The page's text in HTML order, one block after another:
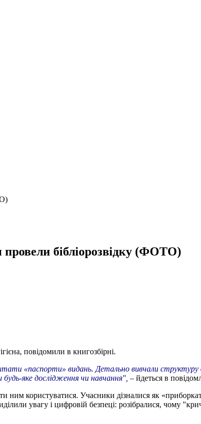
провели бібліорозвідку (ФОТО)
повідомили в книгозбірні.
«паспорти» видань. Детально вивчали структуру
яке дослідження чи навчання", – йдеться в
ним користуватися. Учасники дізналися як
увагу і цифровій безпеці: розібралися, чому